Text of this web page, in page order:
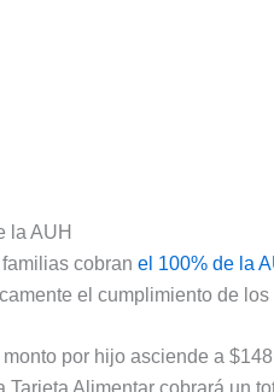
la AUH
cobran el 100% de la
el cumplimiento de
por hijo asciende a